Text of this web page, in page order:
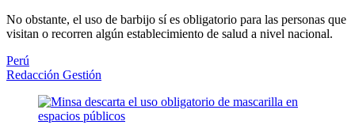
No obstante, el uso de barbijo sí es obligatorio para las personas que
visitan o recorren algún establecimiento de salud a nivel nacional.
Perú
Redacción Gestión